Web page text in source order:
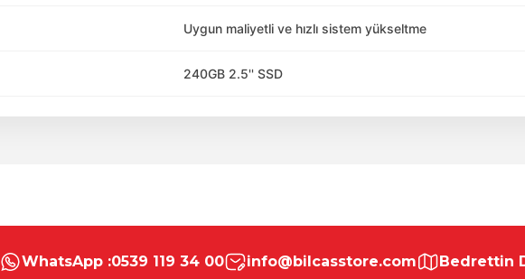
Uygun maliyetli ve hızlı sistem yükseltme
240GB 2.5'' SSD
WhatsApp :0539 119 34 00 info@bilcasstore.com Bedrettin